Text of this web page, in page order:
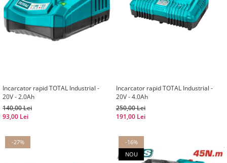
Incarcator rapid TOTAL Industrial -
20V - 2.0Ah
140,00 Lei
93,00 Lei
Incarcator rapid TOTAL Industrial -
20V - 4.0Ah
250,00 Lei
191,00 Lei
-27%
-16%
NOU